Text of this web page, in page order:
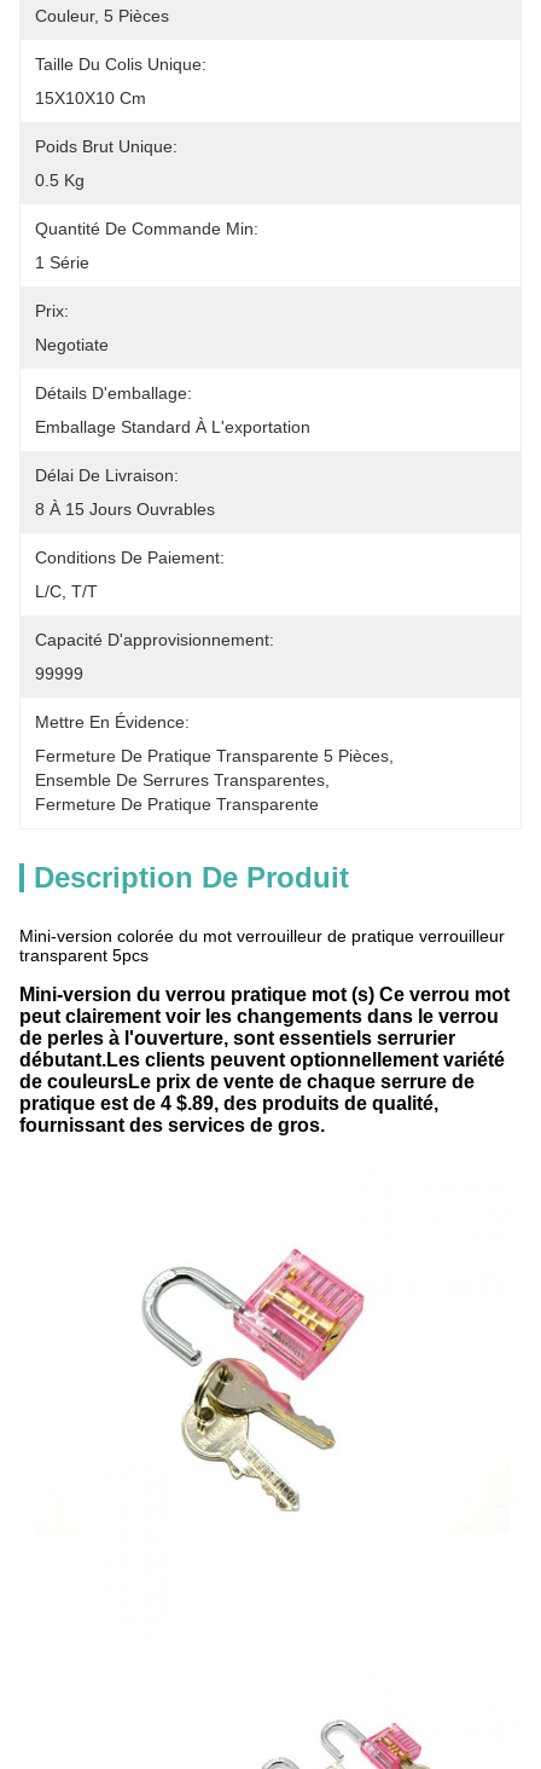
Couleur, 5 Pièces
Taille Du Colis Unique:
15X10X10 Cm
Poids Brut Unique:
0.5 Kg
Quantité De Commande Min:
1 Série
Prix:
Negotiate
Détails D'emballage:
Emballage Standard À L'exportation
Délai De Livraison:
8 À 15 Jours Ouvrables
Conditions De Paiement:
L/C, T/T
Capacité D'approvisionnement:
99999
Mettre En Évidence:
Fermeture De Pratique Transparente 5 Pièces
Ensemble De Serrures Transparentes
Fermeture De Pratique Transparente
Description De Produit
Mini-version colorée du mot verrouilleur de pratique verrouilleur
transparent 5pcs
Mini-version du verrou pratique mot (s) Ce verrou mot
peut clairement voir les changements dans le verrou
de perles à l'ouverture, sont essentiels serrurier
débutant.Les clients peuvent optionnellement variété
de couleursLe prix de vente de chaque serrure de
pratique est de 4 $.89, des produits de qualité,
fournissant des services de gros.